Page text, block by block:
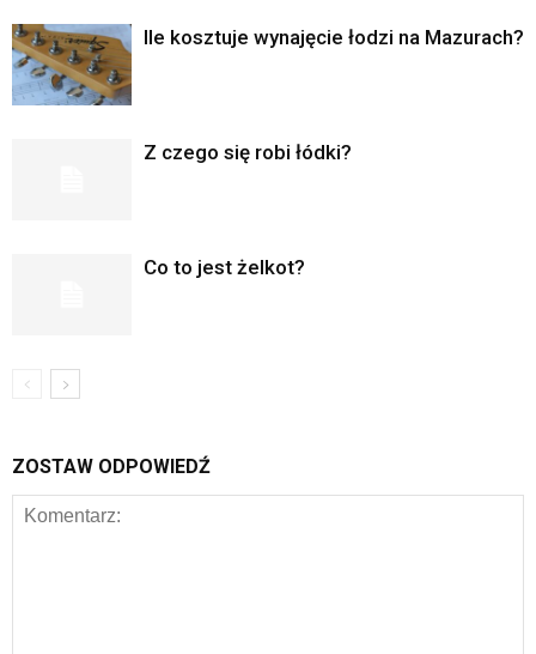
Ile kosztuje wynajęcie łodzi na Mazurach?
Z czego się robi łódki?
Co to jest żelkot?
ZOSTAW ODPOWIEDŹ